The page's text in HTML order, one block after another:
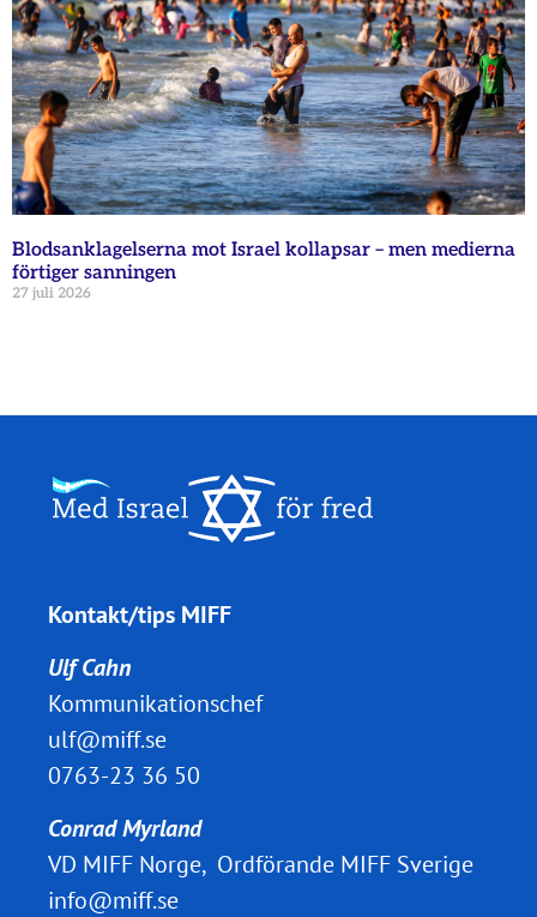
Blodsanklagelserna mot Israel kollapsar – men medierna
förtiger sanningen
27 juli 2026
Kontakt/tips MIFF
Ulf Cahn
Kommunikationschef
ulf@miff.se
0763-23 36 50
Conrad Myrland
VD MIFF Norge, Ordförande MIFF Sverige
info@miff.se